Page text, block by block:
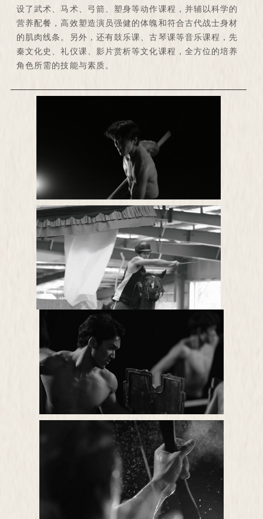
设了武术、马术、弓箭、塑身等动作课程，并辅以科学的
营养配餐，高效塑造演员强健的体魄和符合古代战士身材
的肌肉线条。另外，还有鼓乐课、古琴课等音乐课程，先
秦文化史、礼仪课、影片赏析等文化课程，全方位的培养
角色所需的技能与素质。